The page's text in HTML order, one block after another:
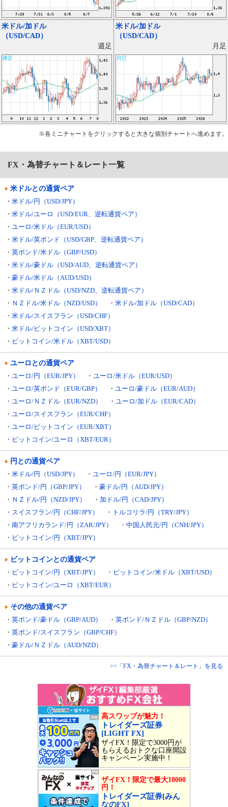
米ドル/加ドル
（USD/CAD）
週足
米ドル/加ドル
（USD/CAD）
月足
※各ミニチャートをクリックすると大きな個別チャートへ進めます。
FX・為替チャート＆レート一覧
米ドルとの通貨ペア
・ 米ドル/円（USD/JPY）
・ 米ドル/ユーロ（USD/EUR、逆転通貨ペア）
・ ユーロ/米ドル（EUR/USD）
・ 米ドル/英ポンド（USD/GBP、逆転通貨ペア）
・ 英ポンド/米ドル（GBP/USD）
・ 米ドル/豪ドル（USD/AUD、逆転通貨ペア）
・ 豪ドル/米ドル（AUD/USD）
・ 米ドル/ＮＺドル（USD/NZD、逆転通貨ペア）
・ ＮＺドル/米ドル（NZD/USD） ・ 米ドル/加ドル（USD/CAD）
・ 米ドル/スイスフラン（USD/CHF）
・ 米ドル/ビットコイン（USD/XBT）
・ ビットコイン/米ドル（XBT/USD）
ユーロとの通貨ペア
・ ユーロ/円（EUR/JPY） ・ ユーロ/米ドル（EUR/USD）
・ ユーロ/英ポンド（EUR/GBP） ・ ユーロ/豪ドル（EUR/AUD）
・ ユーロ/ＮＺドル（EUR/NZD） ・ ユーロ/加ドル（EUR/CAD）
・ ユーロ/スイスフラン（EUR/CHF）
・ ユーロ/ビットコイン（EUR/XBT）
・ ビットコイン/ユーロ（XBT/EUR）
円との通貨ペア
・ 米ドル/円（USD/JPY） ・ ユーロ/円（EUR/JPY）
・ 英ポンド/円（GBP/JPY） ・ 豪ドル/円（AUD/JPY）
・ ＮＺドル/円（NZD/JPY） ・ 加ドル/円（CAD/JPY）
・ スイスフラン/円（CHF/JPY） ・ トルコリラ/円（TRY/JPY）
・ 南アフリカランド/円（ZAR/JPY） ・ 中国人民元/円（CNH/JPY）
・ ビットコイン/円（XBT/JPY）
ビットコインとの通貨ペア
・ ビットコイン/円（XBT/JPY） ・ ビットコイン/米ドル（XBT/USD）
・ ビットコイン/ユーロ（XBT/EUR）
その他の通貨ペア
・ 英ポンド/豪ドル（GBP/AUD） ・ 英ポンド/ＮＺドル（GBP/NZD）
・ 英ポンド/スイスフラン（GBP/CHF）
・ 豪ドル/ＮＺドル（AUD/NZD）
>>「FX・為替チャート＆レート」を見る
高スワップが魅力！
トレイダーズ証券
[LIGHT FX]
ザイFX！限定で3000円が
もらえるおトクな口座開設
キャンペーン実施中！
ザイFX！限定で最大10000
円！
トレイダーズ証券[みん
なのFX]